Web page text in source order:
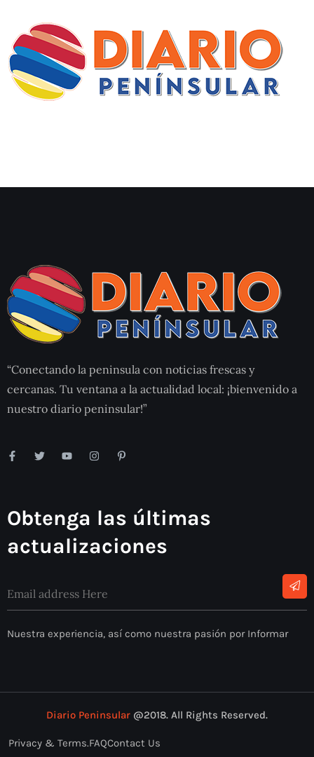
“Conectando la peninsula con noticias frescas y
cercanas. Tu ventana a la actualidad local: ¡bienvenido a
nuestro diario peninsular!”
Obtenga las últimas
actualizaciones
Nuestra experiencia, así como nuestra pasión por Informar
Diario Peninsular @2018. All Rights Reserved.
Privacy & Terms.FAQContact Us